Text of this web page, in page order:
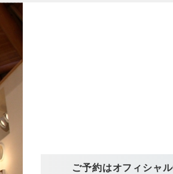
ご予約はオフィシャ